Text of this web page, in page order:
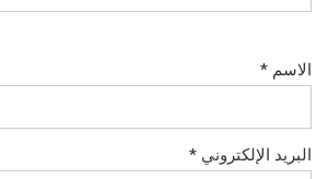
الاسم *
البريد الإلكتروني *